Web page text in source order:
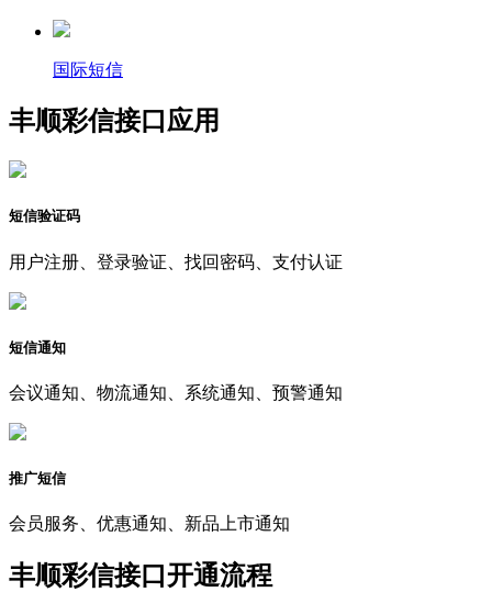
国际短信
丰顺彩信接口应用
短信验证码
用户注册、登录验证、找回密码、支付认证
短信通知
会议通知、物流通知、系统通知、预警通知
推广短信
会员服务、优惠通知、新品上市通知
丰顺彩信接口开通流程